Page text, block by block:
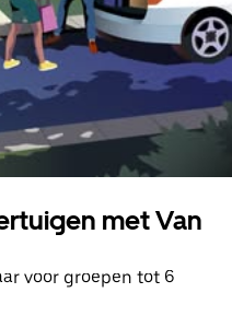
met Van
voor groepen tot 6